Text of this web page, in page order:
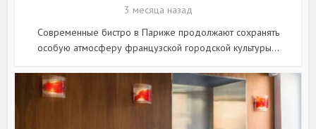
3 месяца назад
Современные бистро в Париже продолжают сохранять
особую атмосферу французской городской культуры...